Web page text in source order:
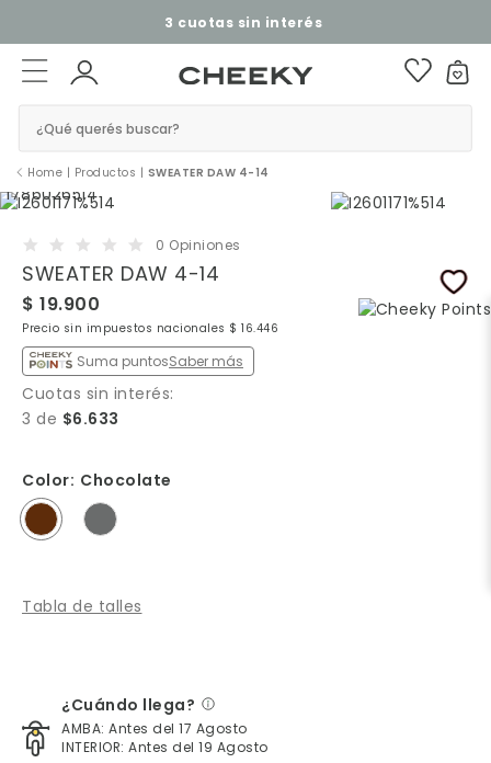
3 cuotas sin interés​ ​
¿Qué querés buscar?
Home | Productos | SWEATER DAW 4-14
0 Opiniones
SWEATER DAW 4-14
$ 19.900
Precio sin impuestos nacionales $ 16.446
Suma puntosSaber más
Cuotas sin interés:
3 de $6.633
Color: Chocolate
Tabla de talles
¿Cuándo llega?
AMBA: Antes del 17 Agosto
INTERIOR: Antes del 19 Agosto